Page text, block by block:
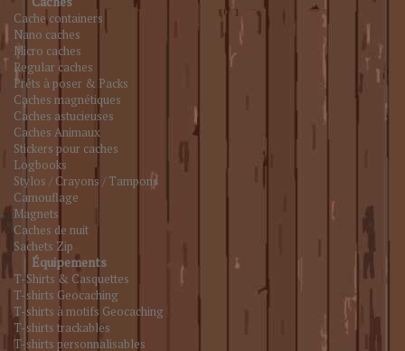
Cache containers
Nano caches
Micro caches
Regular caches
Prêts à poser & Packs
Caches magnétiques
Caches astucieuses
Caches Animaux
Stickers pour caches
Logbooks
Stylos / Crayons / Tampons
Camouflage
Magnets
Caches de nuit
Sachets Zip
Équipements
T-Shirts & Casquettes
T-shirts Geocaching
T-shirts à motifs Geocaching
T-shirts trackables
T-shirts personnalisables